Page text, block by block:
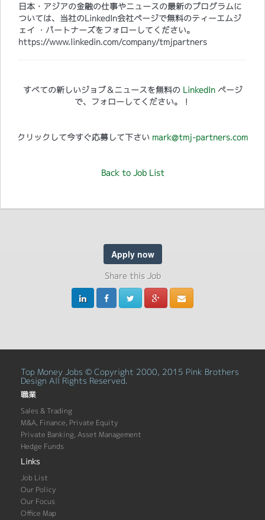
日本・アジアの金融の仕事やニュースの最新のプログラムに
ついては、当社のLinkedIn会社ページで無料のティーエムジ
ェイ ・パートナーズをフォローしてください。
https://www.linkedin.com/company/tmjpartners
すべての新しいジョブ＆ニュースを無料の LinkedInページ
で、フォローしてください。！
クリックして今すぐ応募して下さい mark@tmj-partners.com
Back to Job List
Apply now
Share this Job
Top Money Jobs © Copyright 2000, 2015 Pink Brothers
Design All Rights Reserved.
職業
Sales & Trading
M&A, Finance, Private Equity
Private Banking, Asset Management
Hedge Funds
Links
Job List
Our Policy
Our Focus
Office Map